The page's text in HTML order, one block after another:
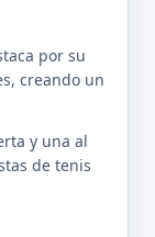
por su
creando un
y una al
de tenis